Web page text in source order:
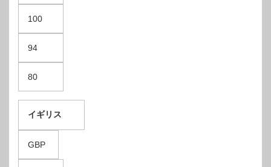
100
94
80
イギリス
GBP